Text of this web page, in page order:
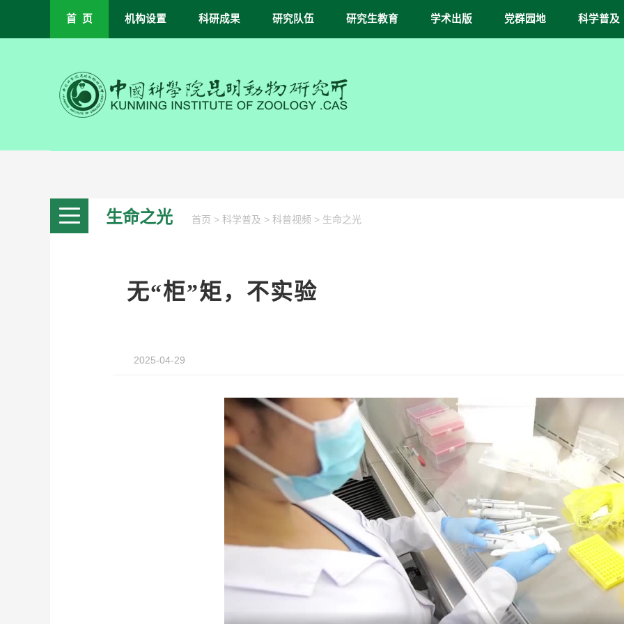
首 页 机构设置 科研成果 研究队伍 研究生教育 学术出版 党群园地 科学普及
生命之光 首页 > 科学普及 > 科普视频 > 生命之光
无“柜”矩，不实验
2025-04-29